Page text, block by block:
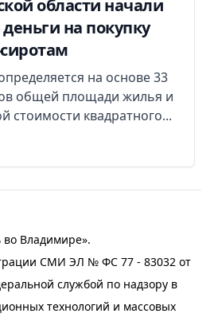
области начали
на покупку
на основе 33
общей площади жилья и
стоимости квадратного...
во Владимире».
СМИ ЭЛ № ФС 77 - 83032 от
службой по надзору в
технологий и массовых